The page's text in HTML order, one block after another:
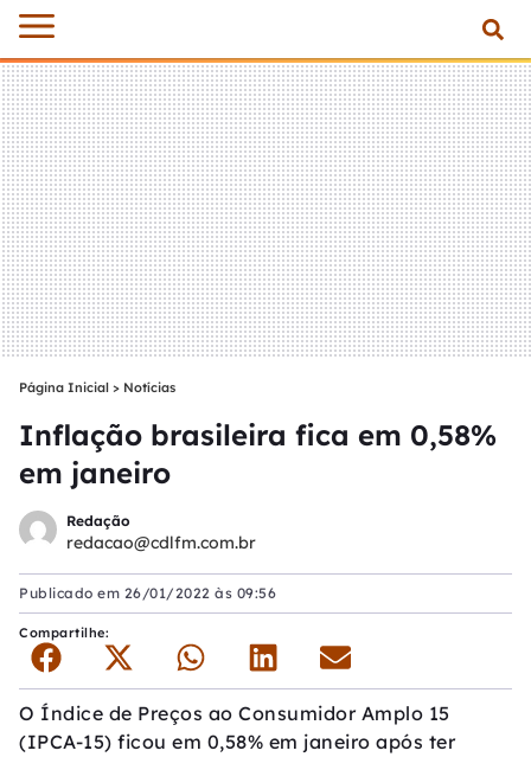
Página Inicial > Notícias
Inflação brasileira fica em 0,58%
em janeiro
Redação
redacao@cdlfm.com.br
Publicado em 26/01/2022 às 09:56
Compartilhe:
O Índice de Preços ao Consumidor Amplo 15
(IPCA-15) ficou em 0,58% em janeiro após ter